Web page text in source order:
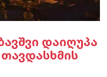
დაიღუპა